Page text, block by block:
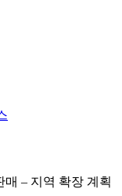
매 – 지역 확장 계획